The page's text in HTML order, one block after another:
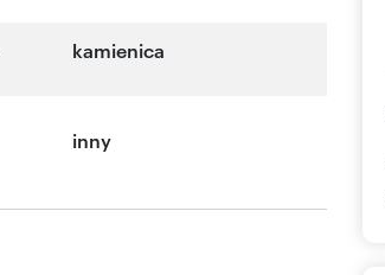
kamienica
inny